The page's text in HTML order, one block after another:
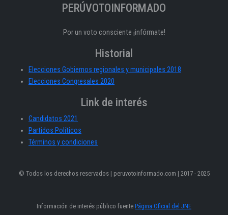
PERÚVOTOINFORMADO
Por un voto consciente ¡infórmate!
Historial
Elecciones Gobiernos regionales y municipales 2018
Elecciones Congresales 2020
Link de interés
Candidatos 2021
Partidos Políticos
Términos y condiciones
© Todos los derechos reservados | peruvotoinformado.com | 2017 - 2025
Información de interés público fuente Página Oficial del JNE